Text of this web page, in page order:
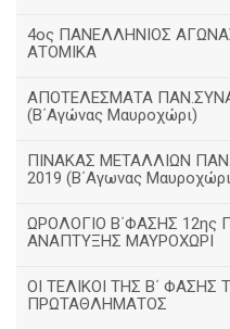
4ος ΠΑΝΕΛΛΗΝΙΟΣ
ΑΤΟΜΙΚΑ
ΑΠΟΤΕΛΕΣΜΑΤΑ
(B΄Αγώνας Μαυροχώρι)
ΠΙΝΑΚΑΣ ΜΕΤΑΛΛΙΩΝ
2019 (Β΄Αγωνας
ΩΡΟΛΟΓΙΟ Β΄ΦΑΣΗΣ 12ης
ΑΝΑΠΤΥΞΗΣ ΜΑΥΡΟΧΩΡΙ
ΟΙ ΤΕΛΙΚΟΙ ΤΗΣ Β΄ ΦΑΣΗΣ
ΠΡΩΤΑΘΛΗΜΑΤΟΣ